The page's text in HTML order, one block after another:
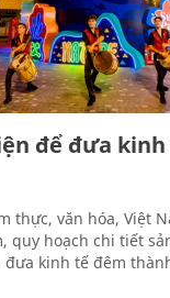
để đưa
thực, văn hóa, Việt
quy hoạch chi tiết
đưa kinh tế đêm